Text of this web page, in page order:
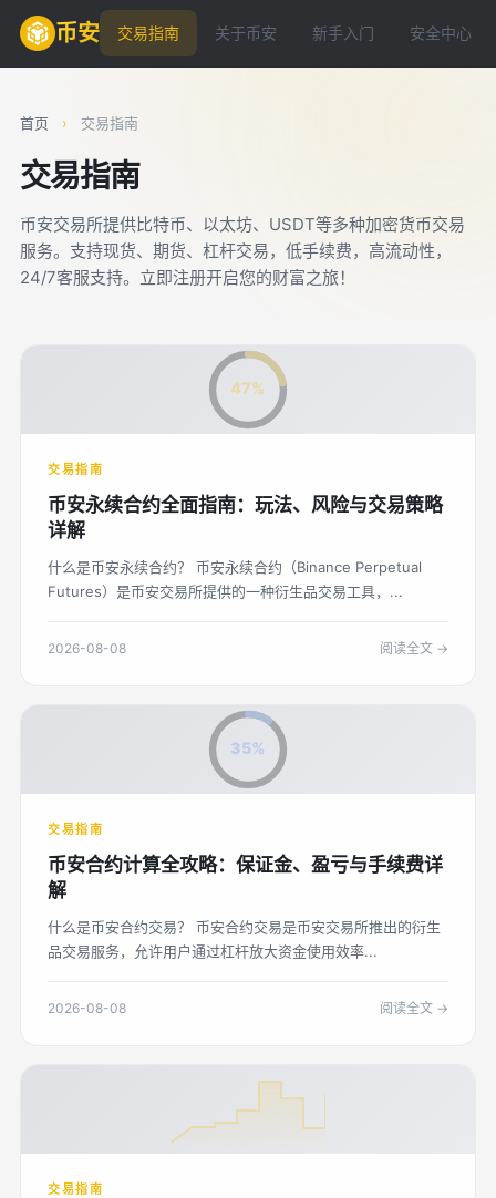
币安 交易指南 关于币安 新手入门 安全中心
首页 › 交易指南
交易指南
币安交易所提供比特币、以太坊、USDT等多种加密货币交易
服务。支持现货、期货、杠杆交易，低手续费，高流动性，
24/7客服支持。立即注册开启您的财富之旅！
47%
交易指南
币安永续合约全面指南：玩法、风险与交易策略
详解
什么是币安永续合约？ 币安永续合约（Binance Perpetual
Futures）是币安交易所提供的一种衍生品交易工具，...
2026-08-08 阅读全文 →
35%
交易指南
币安合约计算全攻略：保证金、盈亏与手续费详
解
什么是币安合约交易？ 币安合约交易是币安交易所推出的衍生
品交易服务，允许用户通过杠杆放大资金使用效率...
2026-08-08 阅读全文 →
交易指南